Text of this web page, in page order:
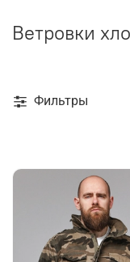
Ветровки
Фильтры